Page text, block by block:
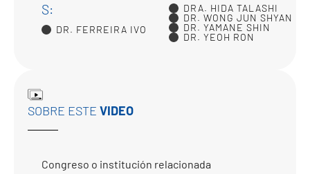
S:
DR. FERREIRA IVO
DRA. HIDA TALASHI
DR. WONG JUN SHYAN
DR. YAMANE SHIN
DR. YEOH RON
SOBRE ESTE VIDEO
Congreso o institución relacionada